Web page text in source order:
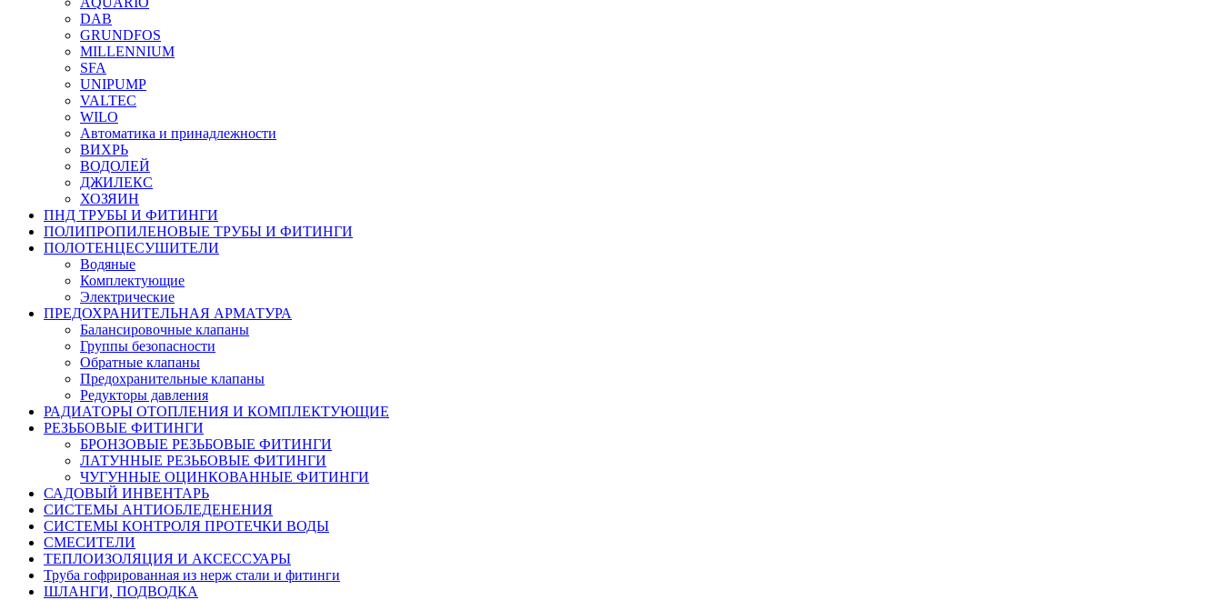
DAB
GRUNDFOS
MILLENNIUM
SFA
UNIPUMP
VALTEC
WILO
Автоматика и принадлежности
ВИХРЬ
ВОДОЛЕЙ
ДЖИЛЕКС
ХОЗЯИН
ПНД ТРУБЫ И ФИТИНГИ
ПОЛИПРОПИЛЕНОВЫЕ ТРУБЫ И ФИТИНГИ
ПОЛОТЕНЦЕСУШИТЕЛИ
Водяные
Комплектующие
Электрические
ПРЕДОХРАНИТЕЛЬНАЯ АРМАТУРА
Балансировочные клапаны
Группы безопасности
Обратные клапаны
Предохранительные клапаны
Редукторы давления
РАДИАТОРЫ ОТОПЛЕНИЯ И КОМПЛЕКТУЮЩИЕ
РЕЗЬБОВЫЕ ФИТИНГИ
БРОНЗОВЫЕ РЕЗЬБОВЫЕ ФИТИНГИ
ЛАТУННЫЕ РЕЗЬБОВЫЕ ФИТИНГИ
ЧУГУННЫЕ ОЦИНКОВАННЫЕ ФИТИНГИ
САДОВЫЙ ИНВЕНТАРЬ
СИСТЕМЫ АНТИОБЛЕДЕНЕНИЯ
СИСТЕМЫ КОНТРОЛЯ ПРОТЕЧКИ ВОДЫ
СМЕСИТЕЛИ
ТЕПЛОИЗОЛЯЦИЯ И АКСЕССУАРЫ
Труба гофрированная из нерж стали и фитинги
ШЛАНГИ, ПОДВОДКА